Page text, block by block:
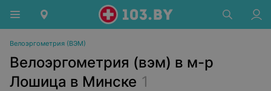
Велоэргометрия (ВЭМ)
Велоэргометрия (вэм) в м-р
Лошица в Минске 1